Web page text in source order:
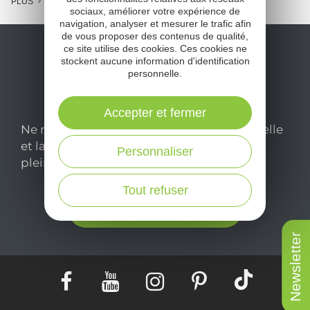
Newsletter
Ne manquez pas notre newsletter mensuelle
et laissez-vous inspirer pour profiter
pleinement de votre séjour en Aveyron.
Je m'abonne ici
sociaux, améliorer votre expérience de
navigation, analyser et mesurer le trafic afin
de vous proposer des contenus de qualité,
ce site utilise des cookies. Ces cookies ne
stockent aucune information d'identification
personnelle.
Tout refuser
Personnaliser
Accepter et fermer